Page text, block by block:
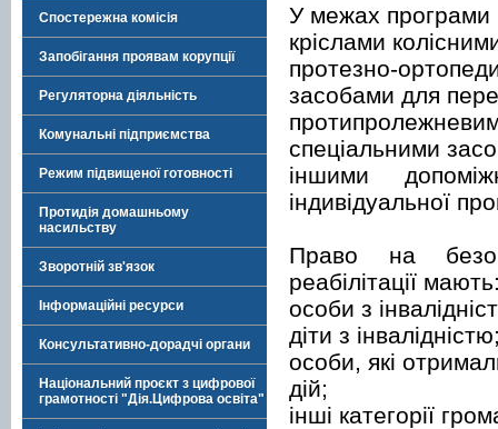
Спостережна комісія
Запобігання проявам корупції
Регуляторна діяльність
Комунальні підприємства
Режим підвищеної готовності
Протидія домашньому
насильству
Зворотній зв'язок
Інформаційні ресурси
Консультативно-дорадчі органи
Національний проєкт з цифрової
грамотності "Дія.Цифрова освіта"
У межах програми
кріслами
протезно-
засобами для
спеціальними
іншими
індивідуальної
Право на
реабілітації
особи з
діти з
особи, які
дій;
інші категорії